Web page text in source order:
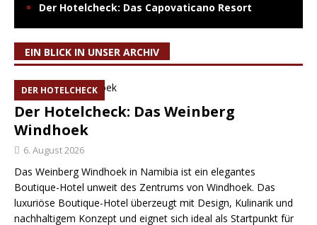
Der Hotelcheck: Das Capovaticano Resort
EIN BLICK IN UNSER ARCHIV
DER HOTELCHECK
Der Hotelcheck: Das Weinberg
Windhoek
6. August 2026
Das Weinberg Windhoek in Namibia ist ein elegantes
Boutique-Hotel unweit des Zentrums von Windhoek. Das
luxuriöse Boutique-Hotel überzeugt mit Design, Kulinarik und
nachhaltigem Konzept und eignet sich ideal als Startpunkt für